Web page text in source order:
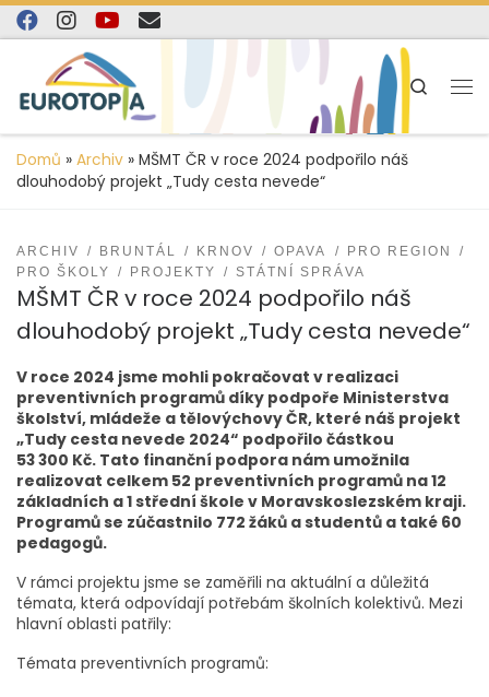
content
Skip to content
Search
Domů » Archiv » MŠMT ČR v roce 2024 podpořilo náš
dlouhodobý projekt „Tudy cesta nevede“
ARCHIV BRUNTÁL KRNOV OPAVA
PRO REGION
PRO ŠKOLY
PROJEKTY STÁTNÍ SPRÁVA
MŠMT ČR v roce 2024 podpořilo náš
dlouhodobý projekt „Tudy cesta nevede“
V roce 2024 jsme mohli pokračovat v realizaci
preventivních programů díky podpoře Ministerstva
školství, mládeže a tělovýchovy ČR, které náš projekt
„Tudy cesta nevede 2024“ podpořilo částkou
53 300 Kč. Tato finanční podpora nám umožnila
realizovat celkem 52 preventivních programů na 12
základních a 1 střední škole v Moravskoslezském kraji.
Programů se zúčastnilo 772 žáků a studentů a také 60
pedagogů.
V rámci projektu jsme se zaměřili na aktuální a důležitá
témata, která odpovídají potřebám školních kolektivů. Mezi
hlavní oblasti patřily:
Témata preventivních programů: